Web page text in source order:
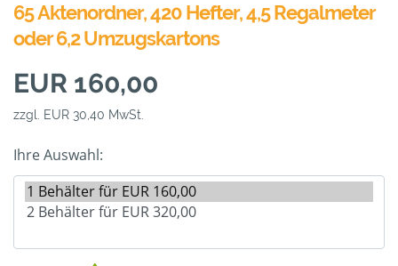
65 Aktenordner, 420 Hefter, 4,5 Regalmeter
oder 6,2 Umzugskartons
EUR 160,00
zzgl. EUR 30,40 MwSt.
Ihre Auswahl: